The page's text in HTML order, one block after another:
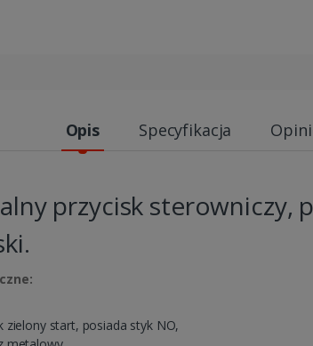
Opis Specyfikacja
przycisk sterowniczy,
zielony start, posiada styk NO,